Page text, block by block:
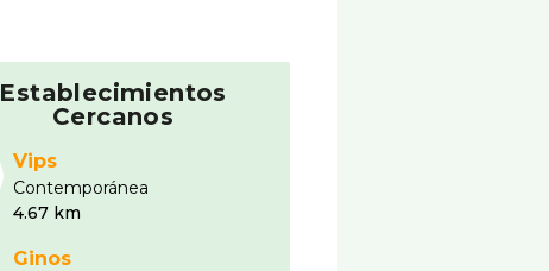
Establecimientos
Cercanos
Vips
Contemporánea
4.67 km
Ginos